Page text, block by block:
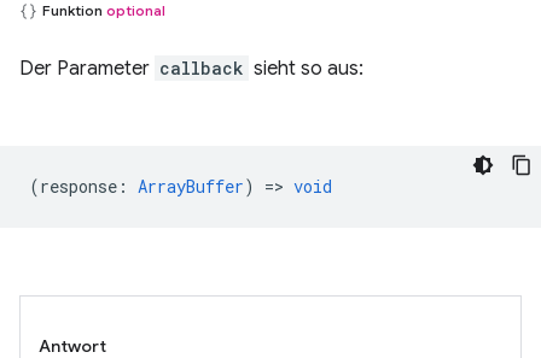
Funktion optional
Der Parameter callback sieht so aus:
(response : ArrayBuffer) => void
Antwort